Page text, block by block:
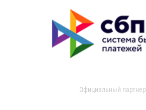
Официальный партнер